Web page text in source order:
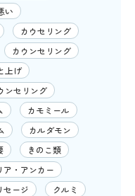
い
カウセリング
カウンセリング
上げ
ンセリング
カモミール
カルダモン
きのこ類
ア・アンカー
セージ
クルミ